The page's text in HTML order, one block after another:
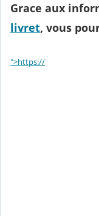
Grace aux
livret, vous
">https://